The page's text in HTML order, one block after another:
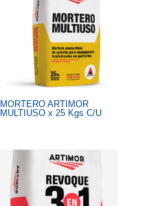
MORTERO ARTIMOR
MULTIUSO x 25 Kgs C/U